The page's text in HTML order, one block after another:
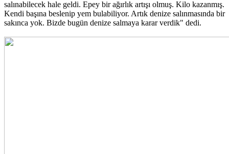
salınabilecek hale geldi. Epey bir ağırlık artışı olmuş. Kilo kazanmış.
Kendi başına beslenip yem bulabiliyor. Artık denize salınmasında bir
sakınca yok. Bizde bugün denize salmaya karar verdik" dedi.